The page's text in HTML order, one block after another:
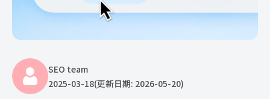
SEO team
2025-03-18(更新日期: 2026-05-20)